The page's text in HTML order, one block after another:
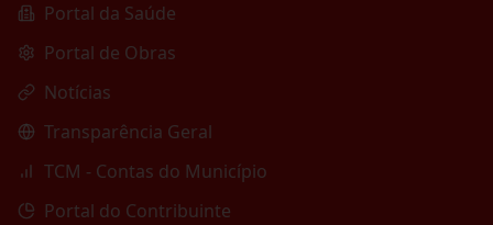
Portal da Saúde
Portal de Obras
Notícias
Transparência Geral
TCM - Contas do Município
Portal do Contribuinte